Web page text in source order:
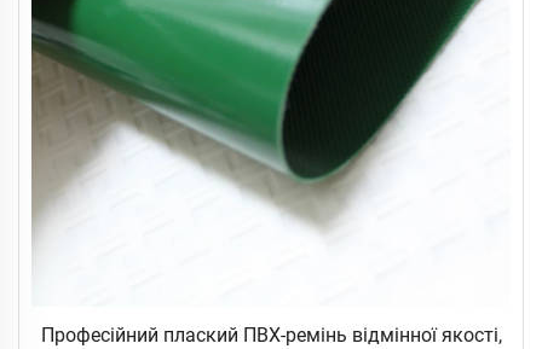
Професійний плаский ПВХ-ремінь відмінної якості,